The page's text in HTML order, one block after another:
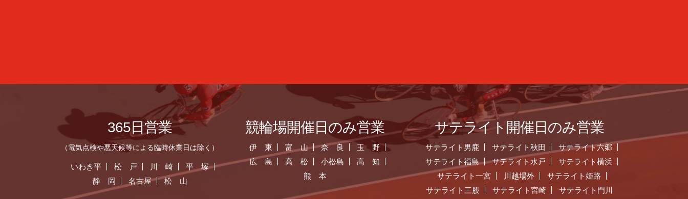
365日営業
（電気点検や悪天候等による臨時休業日は除く）
いわき平 松 戸 川 崎
平 塚
静 岡
名古屋 松 山
競輪場開催日のみ営業
伊 東 富 山 奈 良
玉 野
広 島
高 松 小松島
高 知
熊 本
サテライト開催日のみ営業
サテライト男鹿 サテライト秋田
サテライト六郷
サテライト福島
サテライト水戸
サテライト横浜
サテライト一宮
川越場外
サテライト姫路
サテライト三股
サテライト宮崎 サテライト門川